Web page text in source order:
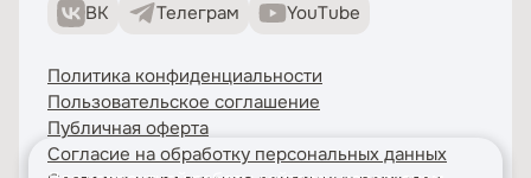
ВК
Телеграм YouTube
Политика конфиденциальности
Пользовательское соглашение
Публичная оферта
Согласие на обработку персональных данных